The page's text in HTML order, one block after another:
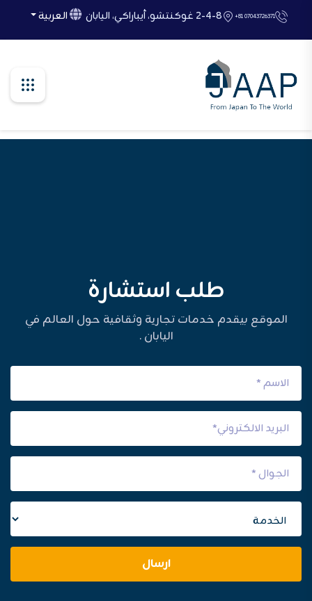
the
+81 07043726371 2-4-8 غوكنتشو، أيباراكي، اليابان العربية
طلب استشارة
الموقع بيقدم خدمات تجارية وثقافية حول العالم في
اليابان .
ارسال